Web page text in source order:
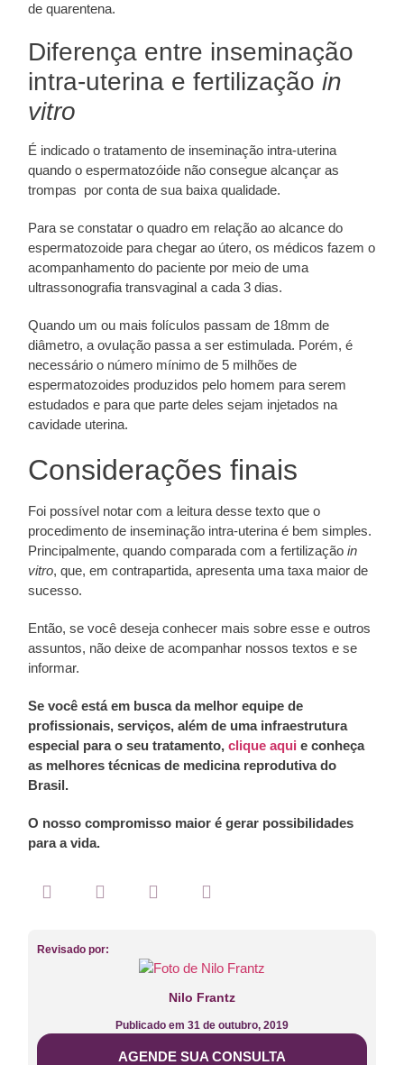
de quarentena.
Diferença entre inseminação
intra-uterina e fertilização in
vitro
É indicado o tratamento de inseminação intra-uterina
quando o espermatozóide não consegue alcançar as
trompas por conta de sua baixa qualidade.
Para se constatar o quadro em relação ao alcance do
espermatozoide para chegar ao útero, os médicos fazem o
acompanhamento do paciente por meio de uma
ultrassonografia transvaginal a cada 3 dias.
Quando um ou mais folículos passam de 18mm de
diâmetro, a ovulação passa a ser estimulada. Porém, é
necessário o número mínimo de 5 milhões de
espermatozoides produzidos pelo homem para serem
estudados e para que parte deles sejam injetados na
cavidade uterina.
Considerações finais
Foi possível notar com a leitura desse texto que o
procedimento de inseminação intra-uterina é bem simples.
Principalmente, quando comparada com a fertilização in
vitro, que, em contrapartida, apresenta uma taxa maior de
sucesso.
Então, se você deseja conhecer mais sobre esse e outros
assuntos, não deixe de acompanhar nossos textos e se
informar.
Se você está em busca da melhor equipe de
profissionais, serviços, além de uma infraestrutura
especial para o seu tratamento, clique aqui e conheça
as melhores técnicas de medicina reprodutiva do
Brasil.
O nosso compromisso maior é gerar possibilidades
para a vida.
Revisado por:
Nilo Frantz
Publicado em 31 de outubro, 2019
AGENDE SUA CONSULTA